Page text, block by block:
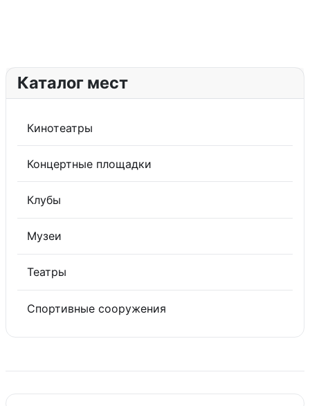
Каталог мест
Кинотеатры
Концертные площадки
Клубы
Музеи
Театры
Спортивные сооружения